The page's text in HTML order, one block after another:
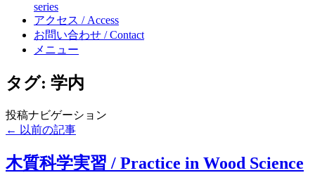
series
アクセス / Access
お問い合わせ / Contact
メニュー
タグ: 学内
投稿ナビゲーション
← 以前の記事
木質科学実習 / Practice in Wood Science